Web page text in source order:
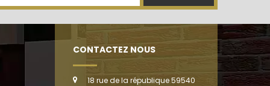
fleurs. C'est une curiosité qui intrigue, qui fait sourire et
près de l’espace barbecue ? Cela crée un thème
CONTACTEZ NOUS
18 rue de la république 59540